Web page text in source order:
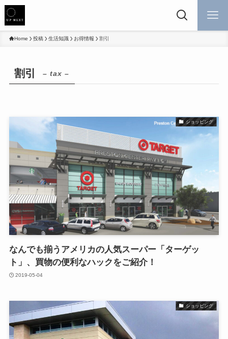
Home 投稿 生活知識 お得情報 割引
割引 – tax –
ショッピング
なんでも揃うアメリカの人気スーパー「ターゲッ
ト」、買物の便利なハックをご紹介！
2019-05-04
ショッピング